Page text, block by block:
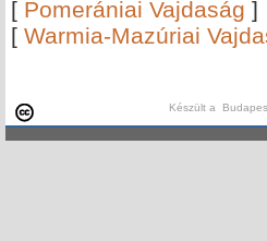
[ Pomerániai Vajdaság ]
[ Warmia-Mazúriai
Készült a